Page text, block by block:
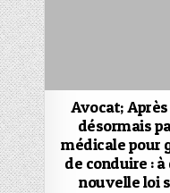
Avocat;
désormais
médicale pour
de conduire :
nouvelle loi